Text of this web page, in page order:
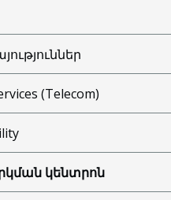
(Telecom)
կենտրոն